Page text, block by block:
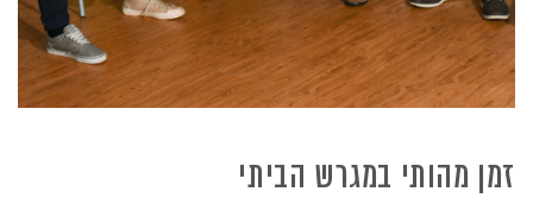
זמן מהותי במגרש הביתי